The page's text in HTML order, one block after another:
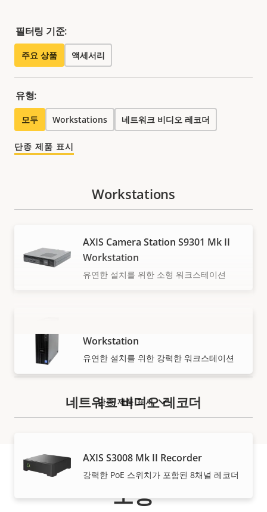
필터링 기준:
주요 상품 액세서리
유형:
모두 Workstations 네트워크 비디오 레코더
단종 제품 표시
더 보기
Workstations
AXIS Camera Station S9301 Mk II
Workstation
유연한 설치를 위한 소형 워크스테이션
Workstation
유연한 설치를 위한 강력한 워크스테이션
네트워크 비디오 레코더
AXIS S3008 Mk II Recorder
강력한 PoE 스위치가 포함된 8채널 레코더
단종 제품 표시
보증